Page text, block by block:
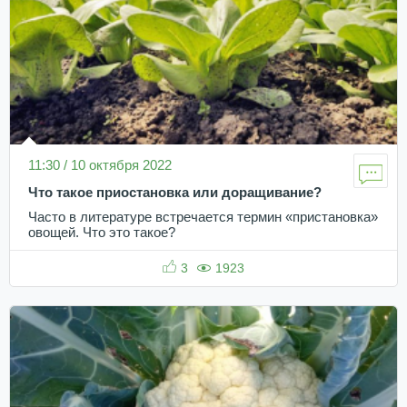
11:30 / 10 октября 2022
Что такое приостановка или доращивание?
Часто в литературе встречается термин «пристановка»
овощей. Что это такое?
3 1923